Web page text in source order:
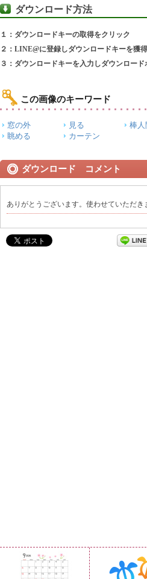
ダウンロード方法
１：ダウンロードキーの取得をクリック
２：LINE@に登録しダウンロードキーを獲得
３：ダウンロードキーを入力しダウンロー
この画像のキーワード
窓の外 見る 棒人
眺める
カーテン
ダウンロード コメント
ありがとうございます。使わせていただき